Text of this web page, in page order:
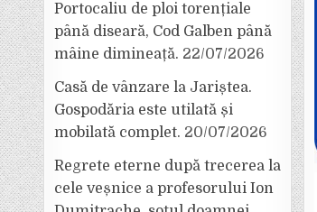
Portocaliu de ploi torențiale
până diseară, Cod Galben până
mâine dimineață. 22/07/2026
Casă de vânzare la Jariștea.
Gospodăria este utilată și
mobilată complet. 20/07/2026
Regrete eterne după trecerea la
cele veșnice a profesorului Ion